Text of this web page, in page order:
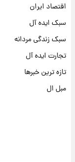
اقتصاد ایران
سبک ایده آل
سبک زندگی مردانه
تجارت ایده آل
تازه ترین خبرها
مبل ال